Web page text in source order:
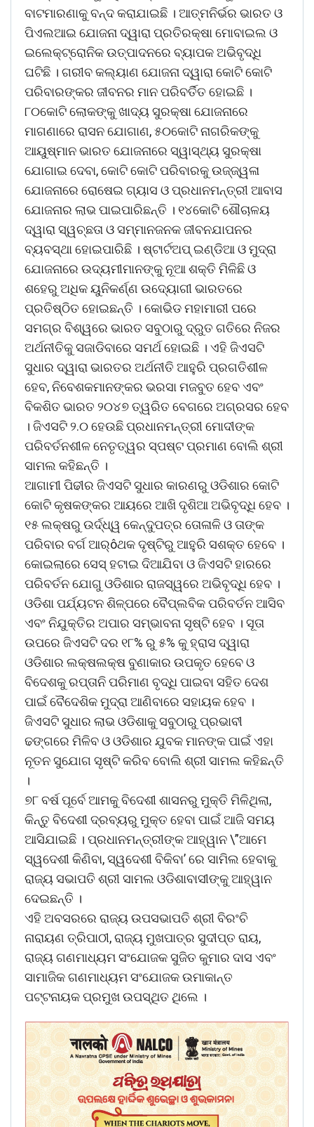
ବାଟମାରଣାକୁ ବନ୍ଦ କରାଯାଇଛି । ଆତ୍ମନିର୍ଭର ଭାରତ ଓ
ପିଏଲଆଇ ଯୋଜନା ଦ୍ୱାରା ପ୍ରତିରକ୍ଷା ମୋବାଇଲ ଓ
ଇଲେକ୍ଟ୍ରୋନିକ ଉତ୍ପାଦନରେ ବ୍ୟାପକ ଅଭିବୃଦ୍ଧି
ଘଟିଛି । ଗରୀବ କଲ୍ୟାଣ ଯୋଜନା ଦ୍ୱାରା କୋଟି କୋଟି
ପରିବାରଙ୍କର ଜୀବନର ମାନ ପରିବର୍ତିତ ହୋଇଛି ।
୮୦କୋଟି ଲୋକଙ୍କୁ ଖାଦ୍ୟ ସୁରକ୍ଷା ଯୋଜନାରେ
ମାଗଣାରେ ରାସନ ଯୋଗାଣ, ୫୦କୋଟି ନାଗରିକଙ୍କୁ
ଆୟୁଷ୍ମାନ ଭାରତ ଯୋଜନାରେ ସ୍ୱାସ୍ଥ୍ୟ ସୁରକ୍ଷା
ଯୋଗାଇ ଦେବା, କୋଟି କୋଟି ପରିବାରକୁ ଉଜ୍ଜ୍ୱଳା
ଯୋଜନାରେ ରୋଷେଇ ଗ୍ୟାସ ଓ ପ୍ରଧାନମନ୍ତ୍ରୀ ଆବାସ
ଯୋଜନାର ଲାଭ ପାଇପାରିଛନ୍ତି । ୧୪କୋଟି ଶୌଚାଳୟ
ଦ୍ୱାରା ସ୍ୱଚ୍ଛତା ଓ ସମ୍ମାନଜନକ ଜୀବନଯାପନର
ବ୍ୟବସ୍ଥା ହୋଇପାରିଛି । ଷ୍ଟାର୍ଟଅପ୍ ଇଣ୍ଡିଆ ଓ ମୁଦ୍ରା
ଯୋଜନାରେ ଉଦ୍ୟମୀମାନଙ୍କୁ ନୂଆ ଶକ୍ତି ମିଳିଛି ଓ
ଶହେରୁ ଅଧିକ ୟୁନିକର୍ଣ୍ଣ ଉଦ୍ୟୋଗୀ ଭାରତରେ
ପ୍ରତିଷ୍ଠିତ ହୋଇଛନ୍ତି । କୋଭିଡ ମହାମାରୀ ପରେ
ସମଗ୍ର ବିଶ୍ୱରେ ଭାରତ ସବୁଠାରୁ ଦ୍ରୁତ ଗତିରେ ନିଜର
ଅର୍ଥନୀତିକୁ ସଜାଡିବାରେ ସମର୍ଥ ହୋଇଛି । ଏହି ଜିଏସଟି
ସୁଧାର ଦ୍ୱାରା ଭାରତର ଅର୍ଥନୀତି ଆହୁରି ପ୍ରଗତିଶୀଳ
ହେବ, ନିବେଶକମାନଙ୍କର ଭରସା ମଜବୁତ ହେବ ଏବଂ
ବିକଶିତ ଭାରତ ୨୦୪୭ ତ୍ୱରିତ ବେଗରେ ଅଗ୍ରସର ହେବ
। ଜିଏସଟି ୨.୦ ହେଉଛି ପ୍ରଧାନମନ୍ତ୍ରୀ ମୋଦୀଙ୍କ
ପରିବର୍ତନଶୀଳ ନେତୃତ୍ୱର ସ୍ପଷ୍ଟ ପ୍ରମାଣ ବୋଲି ଶ୍ରୀ
ସାମଲ କହିଛନ୍ତି ।
ଆଗାମୀ ପିଢୀର ଜିଏସଟି ସୁଧାର କାରଣରୁ ଓଡିଶାର କୋଟି
କୋଟି କୃଷକଙ୍କର ଆୟରେ ଆଖି ଦୃଶିଆ ଅଭିବୃଦ୍ଧି ହେବ ।
୧୫ ଲକ୍ଷରୁ ଉର୍ଦ୍ଧ୍ୱ କେନ୍ଦୁପତ୍ର ତୋଳାଳି ଓ ତାଙ୍କ
ପରିବାର ବର୍ଗ ଆର୍ôଥକ ଦୃଷ୍ଟିରୁ ଆହୁରି ସଶକ୍ତ ହେବେ ।
କୋଇଲାରେ ସେସ୍ ହଟାଇ ଦିଆଯିବା ଓ ଜିଏସଟି ହାରରେ
ପରିବର୍ତନ ଯୋଗୁ ଓଡିଶାର ରାଜସ୍ୱରେ ଅଭିବୃଦ୍ଧି ହେବ ।
ଓଡିଶା ପର୍ଯ୍ୟଟନ ଶିଳ୍ପରେ ବୈପ୍ଲବିକ ପରିବର୍ତନ ଆସିବ
ଏବଂ ନିଯୁକ୍ତିର ଅପାର ସମ୍ଭାବନା ସୃଷ୍ଟି ହେବ । ସୂତା
ଉପରେ ଜିଏସଟି ଦର ୧୮% ରୁ ୫% କୁ ହ୍ରାସ ଦ୍ୱାରା
ଓଡିଶାର ଲକ୍ଷଲକ୍ଷ ବୁଣାକାର ଉପକୃତ ହେବେ ଓ
ବିଦେଶକୁ ରପ୍ତାନି ପରିମାଣ ବୃଦ୍ଧି ପାଇବା ସହିତ ଦେଶ
ପାଇଁ ବୈଦେଶିକ ମୁଦ୍ରା ଆଣିବାରେ ସହାୟକ ହେବ ।
ଜିଏସଟି ସୁଧାର ଲାଭ ଓଡିଶାକୁ ସବୁଠାରୁ ପ୍ରଭାବୀ
ଢଙ୍ଗରେ ମିଳିବ ଓ ଓଡିଶାର ଯୁବକ ମାନଙ୍କ ପାଇଁ ଏହା
ନୂତନ ସୁଯୋଗ ସୃଷ୍ଟି କରିବ ବୋଲି ଶ୍ରୀ ସାମଲ କହିଛନ୍ତି
।
୭୮ ବର୍ଷ ପୂର୍ବେ ଆମକୁ ବିଦେଶୀ ଶାସନରୁ ମୁକ୍ତି ମିଳିଥିଲା,
କିନ୍ତୁ ବିଦେଶୀ ଦ୍ରବ୍ୟରୁ ମୁକ୍ତ ହେବା ପାଇଁ ଆଜି ସମୟ
ଆସିଯାଇଛି । ପ୍ରଧାନମନ୍ତ୍ରୀଙ୍କ ଆହ୍ୱାନ \”ଆମେ
ସ୍ୱଦେଶୀ କିଣିବା, ସ୍ୱଦେଶୀ ବିକିବା’ ରେ ସାମିଲ ହେବାକୁ
ରାଜ୍ୟ ସଭାପତି ଶ୍ରୀ ସାମଲ ଓଡିଶାବାସୀଙ୍କୁ ଆହ୍ୱାନ
ଦେଇଛନ୍ତି ।
ଏହି ଅବସରରେ ରାଜ୍ୟ ଉପସଭାପତି ଶ୍ରୀ ବିରଂଚି
ନାରାୟଣ ତ୍ରିପାଠୀ, ରାଜ୍ୟ ମୁଖପାତ୍ର ସୁଦୀପ୍ତ ରାୟ,
ରାଜ୍ୟ ଗଣମାଧ୍ୟମ ସଂଯୋଜକ ସୁଜିତ କୁମାର ଦାସ ଏବଂ
ସାମାଜିକ ଗଣମାଧ୍ୟମ ସଂଯୋଜକ ଉମାକାନ୍ତ
ପଟ୍ଟନାୟକ ପ୍ରମୁଖ ଉପସ୍ଥିତ ଥିଲେ ।